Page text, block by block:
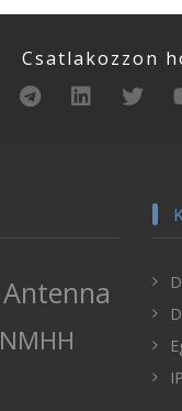
Csatlakozzon
Antenna
NMHH